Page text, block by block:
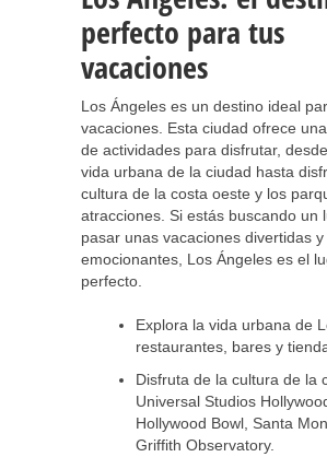
perfecto para tus
vacaciones
Los Ángeles es un destino ideal
vacaciones. Esta ciudad ofrece
de actividades para disfrutar,
vida urbana de la ciudad hasta
cultura de la costa oeste y los
atracciones. Si estás buscando un
pasar unas vacaciones divertidas y
emocionantes, Los Ángeles es el
perfecto.
Explora la vida urbana de
restaurantes, bares y
Disfruta de la cultura de la
Universal Studios
Hollywood Bowl, Santa
Griffith Observatory.